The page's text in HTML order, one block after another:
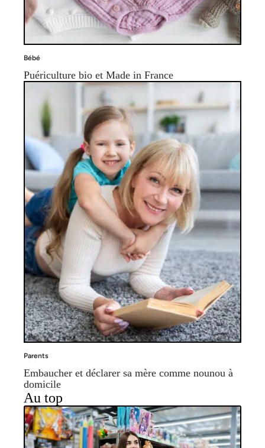
Bébé
Puériculture bio et Made in France
Parents
Embaucher et déclarer sa mère comme nounou à
domicile
Au top